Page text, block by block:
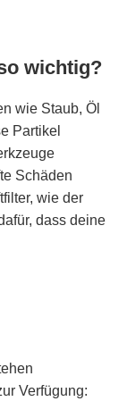
wichtig?
wie Staub, Öl
Partikel
Schäden
wie der
dass deine
Verfügung: